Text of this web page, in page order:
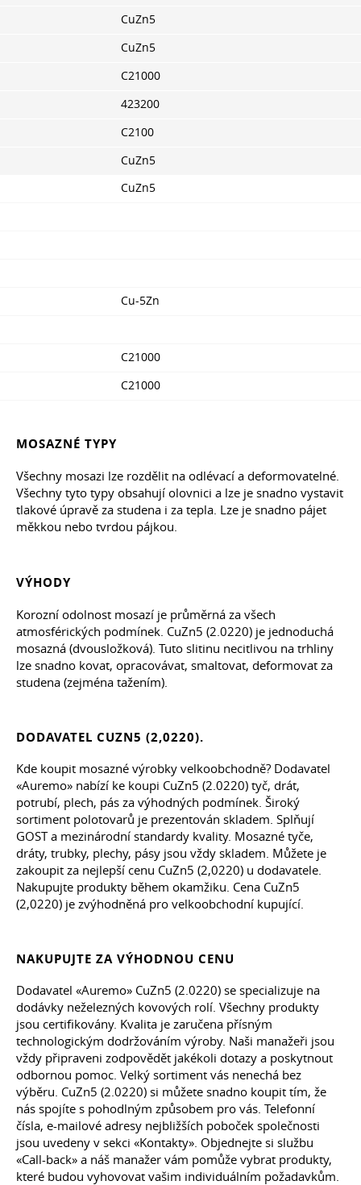
CuZn5
CuZn5
C21000
423200
C2100
CuZn5
CuZn5
Cu-5Zn
C21000
C21000
MOSAZNÉ TYPY
Všechny mosazi lze rozdělit na odlévací a deformovatelné.
Všechny tyto typy obsahují olovnici a lze je snadno vystavit
tlakové úpravě za studena i za tepla. Lze je snadno pájet
měkkou nebo tvrdou pájkou.
VÝHODY
Korozní odolnost mosazí je průměrná za všech
atmosférických podmínek. CuZn5 (2.0220) je jednoduchá
mosazná (dvousložková). Tuto slitinu necitlivou na trhliny
lze snadno kovat, opracovávat, smaltovat, deformovat za
studena (zejména tažením).
DODAVATEL CUZN5 (2,0220).
Kde koupit mosazné výrobky velkoobchodně? Dodavatel
«Auremo» nabízí ke koupi CuZn5 (2.0220) tyč, drát,
potrubí, plech, pás za výhodných podmínek. Široký
sortiment polotovarů je prezentován skladem. Splňují
GOST a mezinárodní standardy kvality. Mosazné tyče,
dráty, trubky, plechy, pásy jsou vždy skladem. Můžete je
zakoupit za nejlepší cenu CuZn5 (2,0220) u dodavatele.
Nakupujte produkty během okamžiku. Cena CuZn5
(2,0220) je zvýhodněná pro velkoobchodní kupující.
NAKUPUJTE ZA VÝHODNOU CENU
Dodavatel «Auremo» CuZn5 (2.0220) se specializuje na
dodávky neželezných kovových rolí. Všechny produkty
jsou certifikovány. Kvalita je zaručena přísným
technologickým dodržováním výroby. Naši manažeři jsou
vždy připraveni zodpovědět jakékoli dotazy a poskytnout
odbornou pomoc. Velký sortiment vás nenechá bez
výběru. CuZn5 (2.0220) si můžete snadno koupit tím, že
nás spojíte s pohodlným způsobem pro vás. Telefonní
čísla, e-mailové adresy nejbližších poboček společnosti
jsou uvedeny v sekci «Kontakty». Objednejte si službu
«Call-back» a náš manažer vám pomůže vybrat produkty,
které budou vyhovovat vašim individuálním požadavkům.